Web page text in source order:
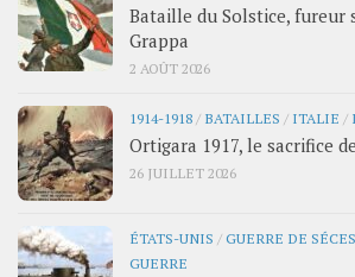
Bataille du Solstice, fureur
Grappa
2 AOÛT 2026
1914-1918 / BATAILLES / ITALIE /
Ortigara 1917, le sacrifice
26 JUILLET 2026
ÉTATS-UNIS /GUERRE DE
GUERRE